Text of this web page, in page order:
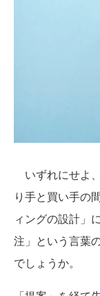
いずれにせよ
り手と買い手の
ィングの設計」
注」という言葉
でしょうか。